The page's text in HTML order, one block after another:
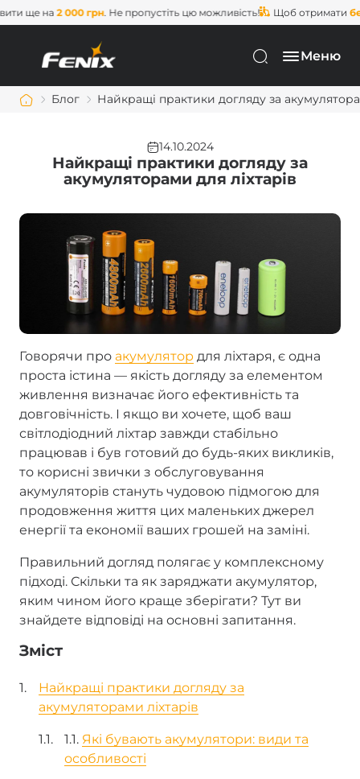
2 000 грн. Не пропустіть цю можливість! Щоб отримати
Меню
Блог Найкращі практики догляду за
14.10.2024
Найкращі практики догляду за
акумуляторами для ліхтарів
Говорячи про акумулятор для ліхтаря, є одна
проста істина — якість догляду за елементом
живлення визначає його ефективність та
довговічність. І якщо ви хочете, щоб ваш
світлодіодний ліхтар завжди стабільно
працював і був готовий до будь-яких викликів,
то корисні звички з обслуговування
акумуляторів стануть чудовою підмогою для
продовження життя цих маленьких джерел
енергії та економії ваших грошей на заміні.
Правильний догляд полягає у комплексному
підході. Скільки та як заряджати акумулятор,
яким чином його краще зберігати? Тут ви
знайдете відповіді на основні запитання.
Зміст
Найкращі практики догляду за
акумуляторами ліхтарів
1.1. Які бувають акумулятори: види та
особливості